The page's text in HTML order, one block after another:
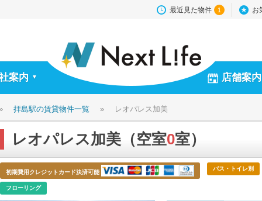
最近見た物件 1 お
案内 ▼ 店舗案内
拝島駅の賃貸物件一覧 » レオパレス加美
レオパレス加美（空室0室）
初期費用クレジットカード決済可能
バス・トイレ別
フローリング